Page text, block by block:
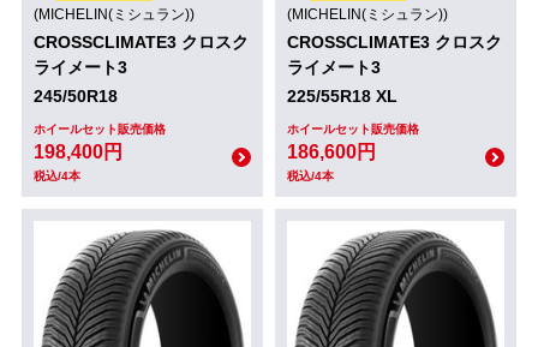
(MICHELIN(ミシュラン))
CROSSCLIMATE3 クロスク
ライメート3
245/50R18
ホイールセット販売価格
198,400円
税込/4本
(MICHELIN(ミシュラン))
CROSSCLIMATE3 クロスク
ライメート3
225/55R18 XL
ホイールセット販売価格
186,600円
税込/4本